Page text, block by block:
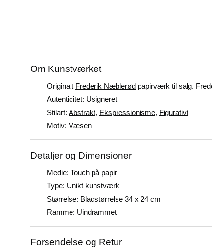
Om Kunstværket
Originalt Frederik Næblerød papirværk til salg.
Autenticitet: Usigneret.
Stilart: Abstrakt, Ekspressionisme, Figurativt
Motiv: Væsen
Detaljer og Dimensioner
Medie: Touch på papir
Type: Unikt kunstværk
Størrelse: Bladstørrelse 34 x 24 cm
Ramme: Uindrammet
Forsendelse og Retur